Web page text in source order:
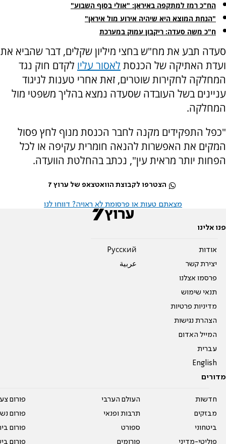
הח"כ רמז למתקפה באיראן: "אולי בסוף השבוע"
"הנחת המוצא היא שיהיה אירוע מול איראן"
ח"כ משה סעדה: ריקבון עמוק במערכת
סעדה תבע את מח"ש בחצי מיליון שקלים, דבר שהביא את
ועדת האתיקה של הכנסת לאסור עליו לקדם חוק נגד
המחלקה לחקירות שוטרים, זאת אחרי טענות לניגוד
עניינים בשל העובדה שסעדה נמצא בהליך משפטי מול
המחלקה.
"כפל התפקידים מקנה לחבר הכנסת מנוף לחץ פסול
המקים את האפשרות להנאה חומרית עקיפה או לכל
הפחות יותר מראית עין", נכתב בהחלטת הוועדה.
הצטרפו לקבוצת הוואטצאפ של ערוץ 7
מצאתם טעות או פרסומת לא ראויה? דווחו לנו
פנו אלינו
אודות
יצירת קשר
פרסמו אצלנו
תנאי שימוש
מדיניות פרטיות
הצהרת נגישות
המייל האדום
עברית
English
Pусский
عربية
מדורים
חדשות
מבזקים
ביטחוני
פוליטי-מדיני
העולם הערבי
תרבות ופנאי
ספורט
פורומים
פורום
פורום
פורום
פורום